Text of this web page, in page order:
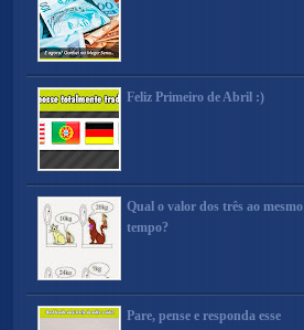
Feliz Primeiro de Abril :)
Qual o valor dos três ao mesmo
tempo?
Pare, pense e responda esse